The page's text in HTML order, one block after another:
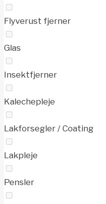
Flyverust fjerner
Glas
Insektfjerner
Kalechepleje
Lakforsegler / Coating
Lakpleje
Pensler